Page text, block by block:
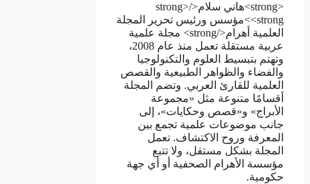
<strong>هاني سلام</strong>
<strong>مؤسس ورئيس تحرير المجلة
العلمية أهرام</strong> مجلة علمية
عربية مستقلة تعمل منذ عام 2008،
وتهتم بتبسيط العلوم والتكنولوجيا
والفضاء والظواهر الطبيعية والقصص
العلمية للقارئ العربي. وتضم المجلة
أقسامًا متنوعة مثل «مجموعة
الأبراج» و«قصص وحكايات»، إلى
جانب موضوعات علمية تجمع بين
المعرفة وروح الاكتشاف. تعمل
المجلة بشكل مستقل، ولا تتبع
مؤسسة الأهرام الصحفية أو أي جهة
حكومية.